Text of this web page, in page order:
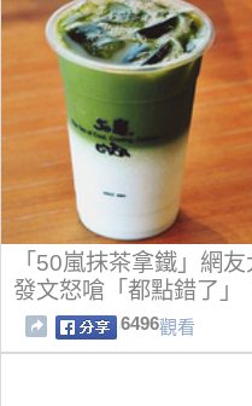
「50嵐抹茶拿鐵」網
發文怒嗆「都點錯了」
6496觀看